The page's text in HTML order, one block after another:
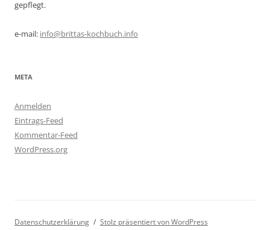
gepflegt.
e-mail: info@brittas-kochbuch.info
META
Anmelden
Eintrags-Feed
Kommentar-Feed
WordPress.org
Datenschutzerklärung Stolz präsentiert von WordPress